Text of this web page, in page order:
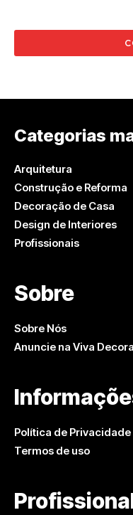
Categorias
Arquitetura
Construção e Reforma
Decoração de Casa
Design de Interiores
Profissionais
Sobre
Sobre Nós
Anuncie na Viva Decora
Política de Privacidade
Termos de uso